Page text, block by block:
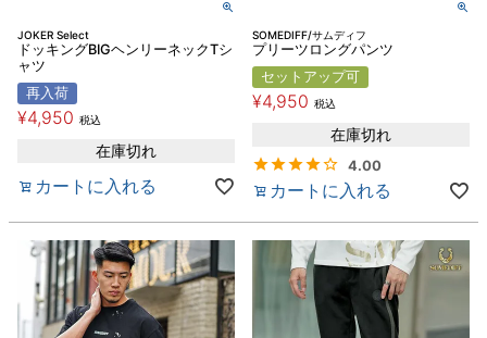
JOKER Select
ドッキングBIGヘンリーネックTシ
ャツ
再入荷
¥4,950 税込
在庫切れ
カートに入れる
SOMEDIFF/サムディフ
プリーツロングパンツ
セットアップ可
¥4,950 税込
在庫切れ
4.00
カートに入れる